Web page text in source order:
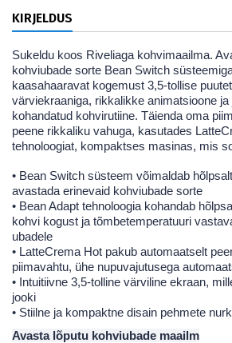
KIRJELDUS
Sukeldu koos Riveliaga kohvimaailma.
kohviubade sorte Bean Switch
kaasahaaravat kogemust 3,5-tollise
värviekraaniga, rikkalikke animatsioone ja
kohandatud kohvirutiine. Täienda oma
peene rikkaliku vahuga, kasutades
tehnoloogiat, kompaktses masinas, mis
• Bean Switch süsteem võimaldab
avastada erinevaid kohviubade sorte
• Bean Adapt tehnoloogia kohandab
kohvi kogust ja tõmbetemperatuuri
ubadele
• LatteCrema Hot pakub automaatselt
piimavahtu, ühe nupuvajutusega
• Intuitiivne 3,5-tolline värviline ekraan,
jooki
• Stiilne ja kompaktne disain pehmete
Avasta lõputu kohviubade maailm